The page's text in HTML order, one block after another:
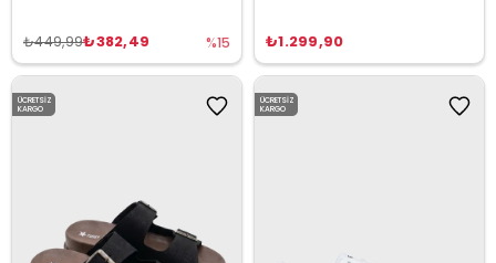
₺382,49
₺449,99 %15 ₺1.299,90
ÜCRETSIZ
KARGO
ÜCRETSIZ
KARGO